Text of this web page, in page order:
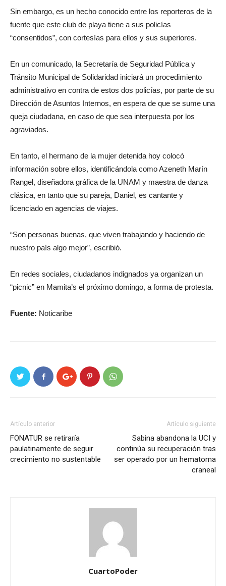
Sin embargo, es un hecho conocido entre los reporteros de la
fuente que este club de playa tiene a sus policías
“consentidos”, con cortesías para ellos y sus superiores.
En un comunicado, la Secretaría de Seguridad Pública y
Tránsito Municipal de Solidaridad iniciará un procedimiento
administrativo en contra de estos dos policías, por parte de su
Dirección de Asuntos Internos, en espera de que se sume una
queja ciudadana, en caso de que sea interpuesta por los
agraviados.
En tanto, el hermano de la mujer detenida hoy colocó
información sobre ellos, identificándola como Azeneth Marín
Rangel, diseñadora gráfica de la UNAM y maestra de danza
clásica, en tanto que su pareja, Daniel, es cantante y
licenciado en agencias de viajes.
“Son personas buenas, que viven trabajando y haciendo de
nuestro país algo mejor”, escribió.
En redes sociales, ciudadanos indignados ya organizan un
“picnic” en Mamita’s el próximo domingo, a forma de protesta.
Fuente: Noticaribe
Artículo anterior
FONATUR se retiraría
paulatinamente de seguir
crecimiento no sustentable
Artículo siguiente
Sabina abandona la UCI y
continúa su recuperación tras
ser operado por un hematoma
craneal
CuartoPoder